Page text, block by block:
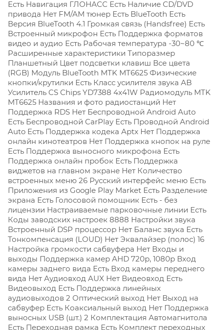
Есть Навигация ГЛОНАСС Есть Наличие CD/DVD
привода Нет FM/AM тюнер Есть BlueTooth Есть
Версия BlueTooth 4.1 Громкая связь (Handsfree) Есть
Встроенный микрофон Есть Поддержка форматов
видео и аудио Есть Рабочая температура -30~80 ℃
Расширенные характеристики Типоразмер
Планшетный Цвет подсветки клавиш Все цвета
(RGB) Модуль BlueTooth MTK MT6625 Физические
кнопки/крутилки Есть Класс усилителя звука AB
Усилитель CS Chips YD7388 4x41W Радиомодуль MTK
MT6625 Названия и фото радиостанций Нет
Поддержка RDS Нет Беспроводной Android Auto
Есть Беспроводной CarPlay Есть Проводной Android
Auto Есть Поддержка кодека Aptx Нет Поддержка
онлайн кинотеатров Нет Поддержка кнопок на руле
Есть Поддержка выносного микрофона Есть
Поддержка онлайн пробок Есть Поддержка
виджетов на главном экране Нет Количество
встроенных меню 26 Русский интерфейс меню Есть
Приложения из Google Play Market Есть Разделение
экрана Есть Голосовой помощник Есть - без
лицензии Настраиваемые парковочные линии Есть
Коды заводских настроек 8888 Настройки звука
Встроенный DSP процессор Нет Баланс звука Есть
Тонкомпенсация (LOUD) Нет Эквалайзер (полос) 16
Настройка громкости сабвуфера Нет Входы и
выходы Поддержка камер AHD 720p, 1080p Вход
камеры заднего вида Есть Вход камеры переднего
вида Нет Аудиовход AUX Нет Видеовход Есть
Видеовыход Есть Поддержка линейных
аудиовыходов 2 Оптический выход Нет Выход на
сабвуфер Есть Коаксиальный выход Нет Поддержка
выносных USB (шт.) 2 Комплектация Автомагнитола
Есть Переходная рамка Есть Комплект переходных